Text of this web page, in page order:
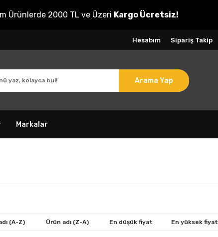
Ürünlerde 2000 TL ve Üzeri Kargo Ücretsiz!
Hesabım Sipariş Takip
Arama Yap
Markalar
(A-Z) Ürün adı (Z-A) En düşük fiyat En yüksek fiyat